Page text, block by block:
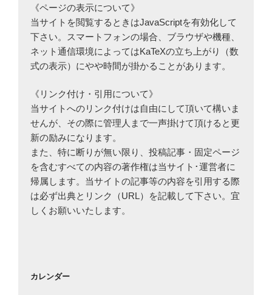
《ページの表示について》
当サイトを閲覧するときはJavaScriptを有効化して
下さい。スマートフォンの場合、ブラウザや機種、
ネット通信環境によってはKaTeXの立ち上がり（数
式の表示）にやや時間が掛かることがあります。
《リンク付け・引用について》
当サイトへのリンク付けは自由にして頂いて構いま
せんが、その際に管理人まで一声掛けて頂けると更
新の励みになります。
また、特に断りが無い限り、投稿記事・固定ページ
を含むすべての内容の著作権は当サイト･運営者に
帰属します。当サイトの記事等の内容を引用する際
は必ず出典とリンク（URL）を記載して下さい。宜
しくお願いいたします。
カレンダー